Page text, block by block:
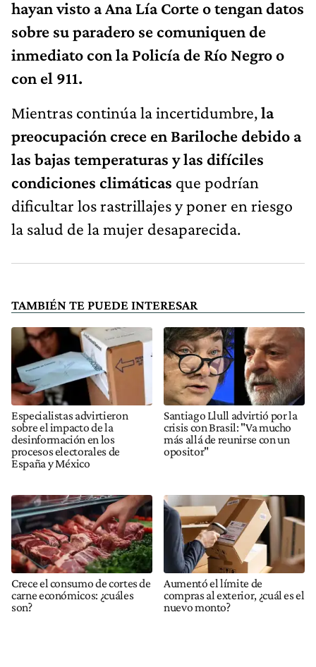
hayan visto a Ana Lía Corte o tengan datos
sobre su paradero se comuniquen de
inmediato con la Policía de Río Negro o
con el 911.
Mientras continúa la incertidumbre,la
preocupación crece en Bariloche debido a
las bajas temperaturas y las difíciles
condiciones climáticas que podrían
dificultar los rastrillajes y poner en riesgo
la salud de la mujer desaparecida.
TAMBIÉN TE PUEDE INTERESAR
Especialistas advirtieron
sobre el impacto de la
desinformación en los
procesos electorales de
España y México
Santiago Llull advirtió por la
crisis con Brasil: "Va mucho
más allá de reunirse con un
opositor"
Crece el consumo de cortes de
carne económicos: ¿cuáles
son?
Aumentó el límite de
compras al exterior, ¿cuál es el
nuevo monto?